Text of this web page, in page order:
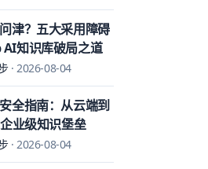
津？五大采用障碍
知识库破局之道
·2026-08-04
全指南：从云端到
业级知识堡垒
·2026-08-04